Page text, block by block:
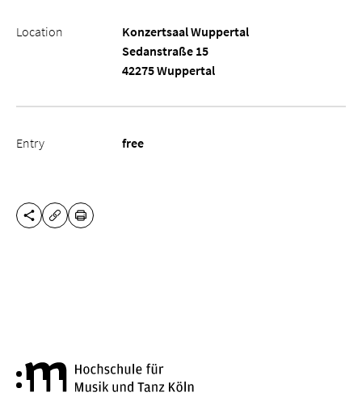
Location
Konzertsaal Wuppertal
Sedanstraße 15
42275 Wuppertal
Entry free
SHARE THIS PAGE
COPY URL
PRINT